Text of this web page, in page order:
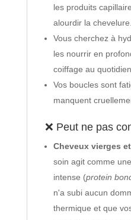
les produits
alourdir la chevelure.
Vous cherchez à
les nourrir en
coiffage au quotidien.
Vos boucles sont
manquent
❌ Peut ne pas
Cheveux vierges
soin agit comme
intense (protein
n'a subi aucun
thermique et que